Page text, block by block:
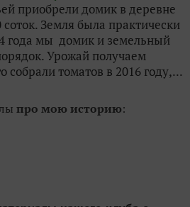
приобрели домик в деревне
соток. Земля была практически
года мы домик и земельный
Урожай получаем
томатов в 2016 году,...
про мою историю: